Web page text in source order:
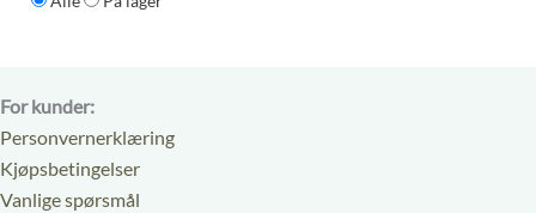
For kunder:
Personvernerklæring
Kjøpsbetingelser
Vanlige spørsmål